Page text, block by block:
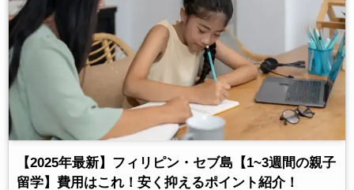
【2025年最新】フィリピン・セブ島【1~3週間の親子
留学】費用はこれ！安く抑えるポイント紹介！